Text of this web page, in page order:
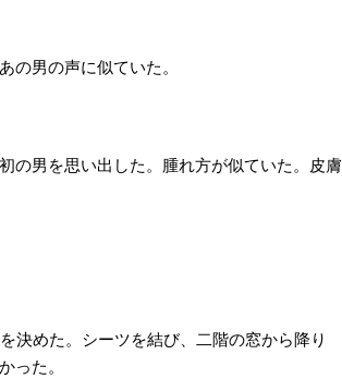
の男の声に似ていた。
の男を思い出した。腫れ方が似ていた。皮膚
決めた。シーツを結び、二階の窓から降り
った。